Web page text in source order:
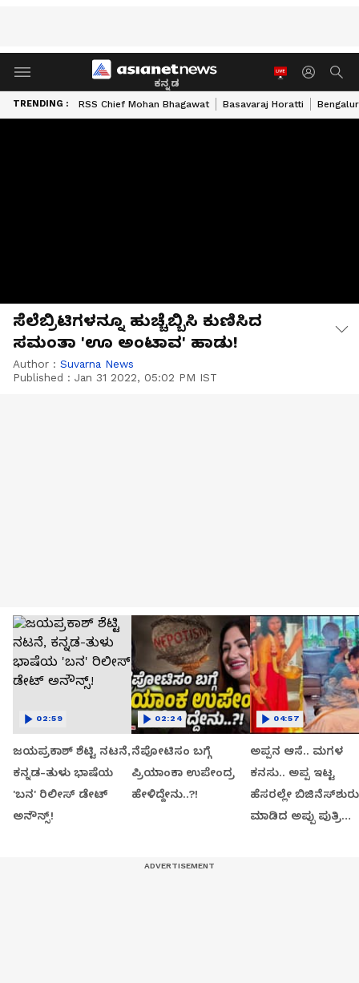
ಕನ್ನಡ
TRENDING : RSS Chief Mohan Bhagawat Basavaraj Horatti
ಸೆಲೆಬ್ರಿಟಿಗಳನ್ನೂ ಹುಚ್ಚೆಬ್ಬಿಸಿ ಕುಣಿಸಿದ
ಸಮಂತಾ 'ಊ ಅಂಟಾವ' ಹಾಡು!
Author : Suvarna News
Published : Jan 31 2022, 05:02 PM IST
ಜಯಪ್ರಕಾಶ್ ಶೆಟ್ಟಿ ನಟನೆ,
ಕನ್ನಡ-ತುಳು ಭಾಷೆಯ
'ಬನ' ರಿಲೀಸ್ ಡೇಟ್
ಅನೌನ್ಸ್!
02:59
ನೆಪೋಟಿಸಂ ಬಗ್ಗೆ
ಪ್ರಿಯಾಂಕಾ ಉಪೇಂದ್ರ
ಹೇಳಿದ್ದೇನು..?!
02:24
ಅಪ್ಪನ ಆಸೆ.. ಮಗಳ
ಕನಸು.. ಅಪ್ಪ ಇಟ್ಟ
ಹೆಸರಲ್ಲೇ ಬಿಜಿನೆಸ್​ಶುರು
ಮಾಡಿದ ಅಪ್ಪು ಪುತ್ರಿ
04:57